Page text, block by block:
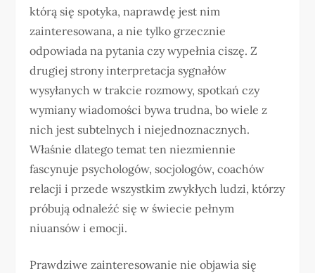
którą się spotyka, naprawdę jest nim
zainteresowana, a nie tylko grzecznie
odpowiada na pytania czy wypełnia ciszę. Z
drugiej strony interpretacja sygnałów
wysyłanych w trakcie rozmowy, spotkań czy
wymiany wiadomości bywa trudna, bo wiele z
nich jest subtelnych i niejednoznacznych.
Właśnie dlatego temat ten niezmiennie
fascynuje psychologów, socjologów, coachów
relacji i przede wszystkim zwykłych ludzi, którzy
próbują odnaleźć się w świecie pełnym
niuansów i emocji.
Prawdziwe zainteresowanie nie objawia się